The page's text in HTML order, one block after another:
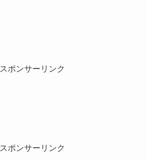
スポンサーリンク
スポンサーリンク